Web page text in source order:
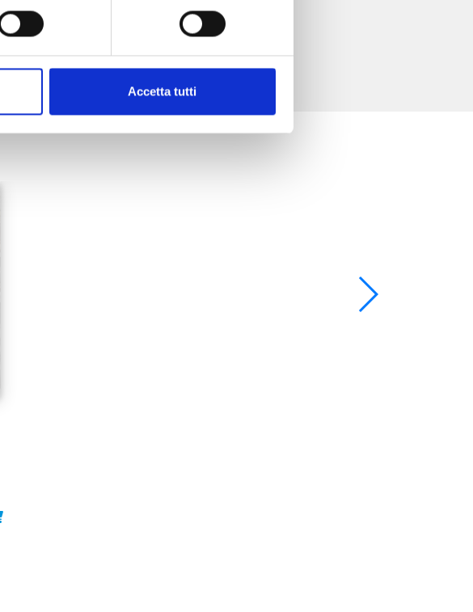
Accetta tutti